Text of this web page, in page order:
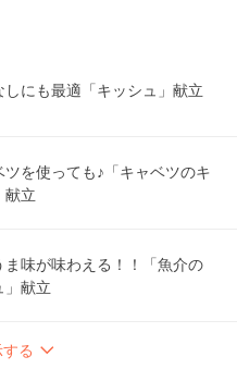
しにも最適「キッシュ」献立
ツを使っても♪「キャベツのキ
献立
ま味が味わえる！！「魚介の
」献立
る